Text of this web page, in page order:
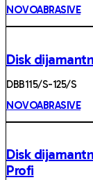
NOVOABRASIVE
Disk
DBB115/S-125/S
NOVOABRASIVE
Disk
Profi